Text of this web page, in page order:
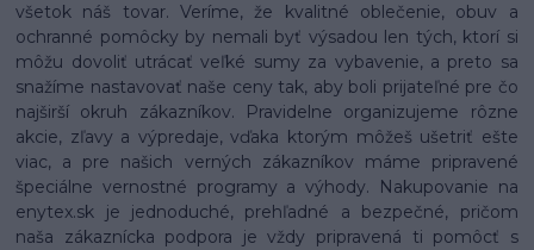
všetok náš tovar. Veríme, že kvalitné oblečenie, obuv a
ochranné pomôcky by nemali byť výsadou len tých, ktorí si
môžu dovoliť utrácať veľké sumy za vybavenie, a preto sa
snažíme nastavovať naše ceny tak, aby boli prijateľné pre čo
najširší okruh zákazníkov. Pravidelne organizujeme rôzne
akcie, zľavy a výpredaje, vďaka ktorým môžeš ušetriť ešte
viac, a pre našich verných zákazníkov máme pripravené
špeciálne vernostné programy a výhody. Nakupovanie na
enytex.sk je jednoduché, prehľadné a bezpečné, pričom
naša zákaznícka podpora je vždy pripravená ti pomôcť s